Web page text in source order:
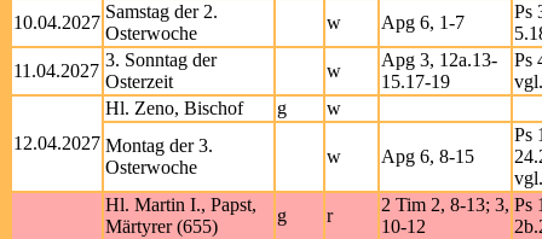
10.04.2027
Samstag der 2.
Osterwoche
w Apg 6, 1-7
Ps
11.04.2027
3. Sonntag der
Osterzeit
w
Apg 3, 12a.13-
15.17-19
Ps
12.04.2027
Hl. Zeno, Bischof g
w
Montag der 3.
Osterwoche
w Apg 6, 8-15
Ps
Hl. Martin I., Papst,
Märtyrer (655)
g r
2 Tim 2, 8-13; 3,
10-12
Ps